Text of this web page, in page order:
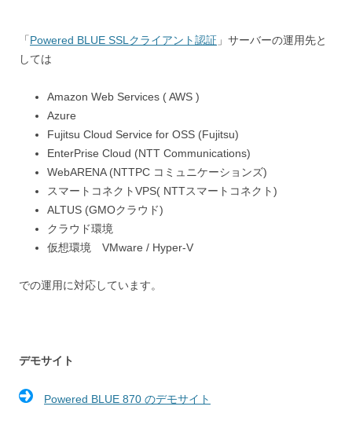
「Powered BLUE SSLクライアント認証 」サーバーの運用先と
しては
Amazon Web Services ( AWS )
Azure
Fujitsu Cloud Service for OSS (Fujitsu)
EnterPrise Cloud (NTT Communications)
WebARENA (NTTPC コミュニケーションズ)
スマートコネクトVPS( NTTスマートコネクト)
ALTUS (GMOクラウド)
クラウド環境
仮想環境 VMware / Hyper-V
での運用に対応しています。
デモサイト
Powered BLUE 870 のデモサイト